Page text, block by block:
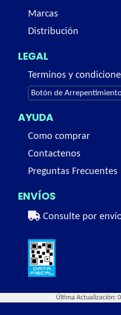
Marcas
Distribución
LEGAL
Terminos y
Botón de
AYUDA
Como comprar
Contactenos
Preguntas Frecuentes
ENVÍOS
Consulte por
Última Actualización: